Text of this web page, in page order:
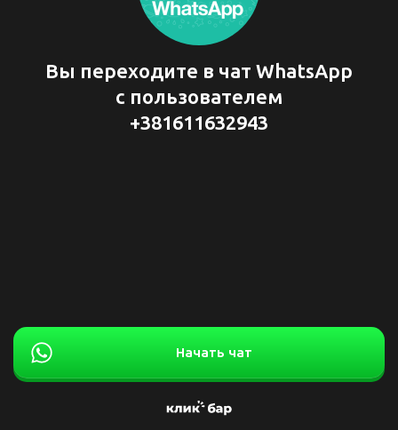
Вы переходите в чат WhatsApp
с пользователем
+381611632943
Начать чат